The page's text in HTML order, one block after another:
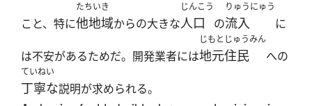
こと、特に
たちいき
他地域からの大きな
じんこう
人口 の
りゅうにゅう
流入 に
は不安があるためだ。開発業者には
じもとじゅうみん
地元住民 への
ていねい
丁寧な説明が求められる。